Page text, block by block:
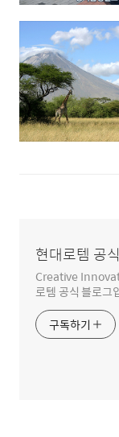
현대로템 공
Creative
로템 공식 블로그
구독하기